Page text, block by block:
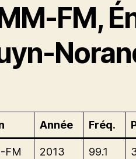
FM,
Année Fréq.
FM 2013 99.1